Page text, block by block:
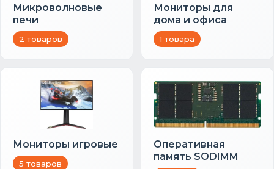
Микроволновые
печи
2 товаров
Мониторы для
дома и офиса
1 товара
Мониторы игровые
5 товаров
Оперативная
память SODIMM